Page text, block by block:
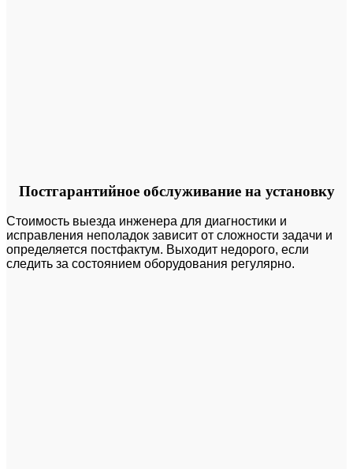
Постгарантийное обслуживание на установку
Стоимость выезда инженера для диагностики и
исправления неполадок зависит от сложности задачи и
определяется постфактум. Выходит недорого, если
следить за состоянием оборудования регулярно.